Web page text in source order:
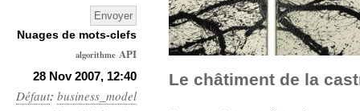
28 Nov 2007, 12:40
Défaut: business_model
Le châtiment de la
Nuages de mots-clefs
algorithme API
Architecture
Ars-